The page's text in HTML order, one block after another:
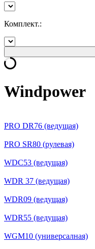
Комплект.:
Windpower
PRO DR76 (ведущая)
PRO SR80 (рулевая)
WDC53 (ведущая)
WDR 37 (ведущая)
WDR09 (ведущая)
WDR55 (ведущая)
WGM10 (универсалная)